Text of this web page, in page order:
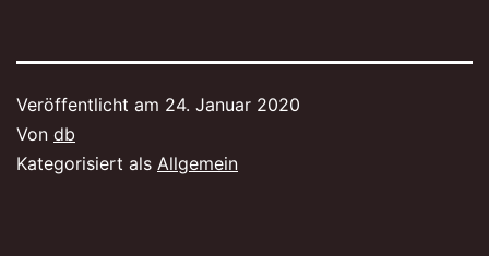
Veröffentlicht am 24. Januar 2020
Von db
Kategorisiert als Allgemein